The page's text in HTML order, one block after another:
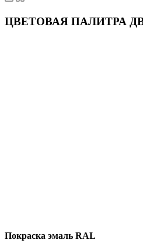
ЦВЕТОВАЯ ПАЛИТРА
Покраска эмаль RAL